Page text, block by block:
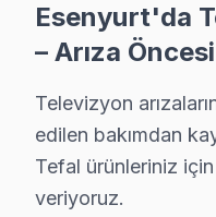
Esenyurt'da Örnek
Esenyurt TV Servis
Pınar Tefal Servis
Pınar mahallesi
Pınar Tefal Anakart
Piri Reis Tefal
Esenyurt'da
– Arıza
Televizyon
edilen bakımdan
Tefal ürünleriniz
veriyoruz.